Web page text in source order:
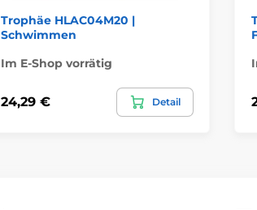
Trophäe HLAC04M20 |
Schwimmen
Im E-Shop vorrätig
24,29 € Detail